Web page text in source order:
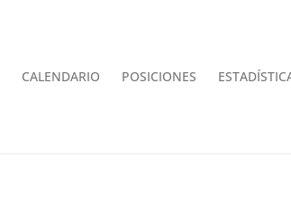
CALENDARIO POSICIONES